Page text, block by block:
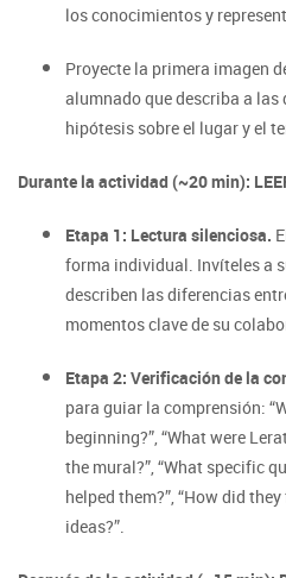
los conocimientos y
Proyecte la primera imagen
alumnado que describa a
hipótesis sobre el lugar y el
Durante la actividad (~20 min):
Etapa 1: Lectura silenciosa.
forma individual. Invíteles a
describen las diferencias
momentos clave de su
Etapa 2: Verificación de la
para guiar la comprensión:
beginning?”, “What were
the mural?”, “What specific
helped them?”, “How did
ideas?”.